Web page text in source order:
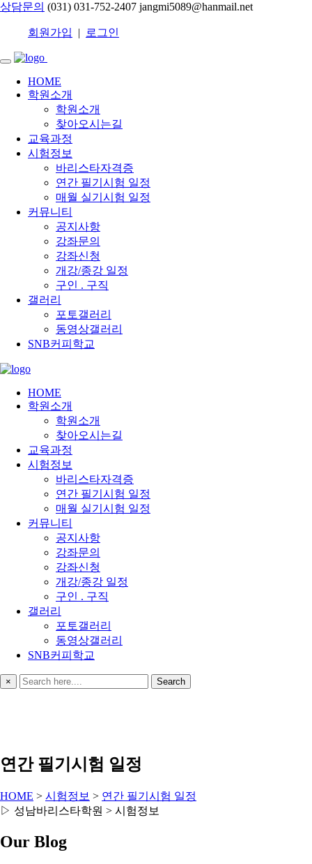
상담문의 (031) 031-752-2407 jangmi5089@hanmail.net
회원가입 | 로그인
HOME
학원소개
학원소개
찾아오시는길
교육과정
시험정보
바리스타자격증
연간 필기시험 일정
매월 실기시험 일정
커뮤니티
공지사항
강좌문의
강좌신청
개강/종강 일정
구인 . 구직
갤러리
포토갤러리
동영상갤러리
SNB커피학교
HOME
학원소개
학원소개
찾아오시는길
교육과정
시험정보
바리스타자격증
연간 필기시험 일정
매월 실기시험 일정
커뮤니티
공지사항
강좌문의
강좌신청
개강/종강 일정
구인 . 구직
갤러리
포토갤러리
동영상갤러리
SNB커피학교
× Search
연간 필기시험 일정
HOME > 시험정보 > 연간 필기시험 일정
▷ 성남바리스타학원 > 시험정보
Our Blog